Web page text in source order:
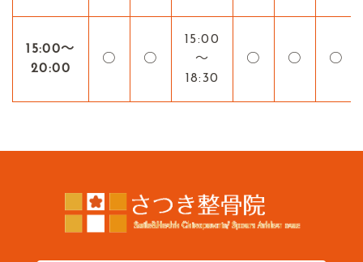
15:00〜
20:00
○ ○
15:00
～
18:30
○ ○ ○